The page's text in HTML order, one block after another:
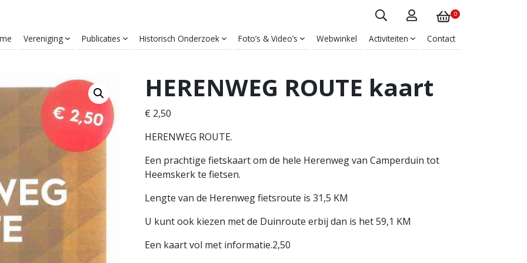
0
Vereniging Publicaties Historisch Onderzoek Foto’s & Video’s Webwinkel Activiteiten Contact
HERENWEG ROUTE kaart
€ 2,50
HERENWEG ROUTE.
Een prachtige fietskaart om de hele Herenweg van Camperduin tot
Heemskerk te fietsen.
Lengte van de Herenweg fietsroute is 31,5 KM
U kunt ook kiezen met de Duinroute erbij dan is het 59,1 KM
Een kaart vol met informatie.2,50